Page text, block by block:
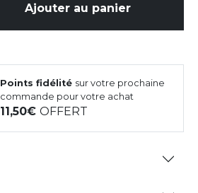
Ajouter au panier
Points fidélité sur votre prochaine
commande pour votre achat
11,50OFFERT